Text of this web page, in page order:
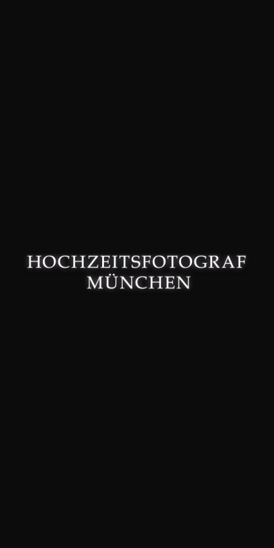
Datenschutzerklärung–Impressum
Made with 🤍 in München.